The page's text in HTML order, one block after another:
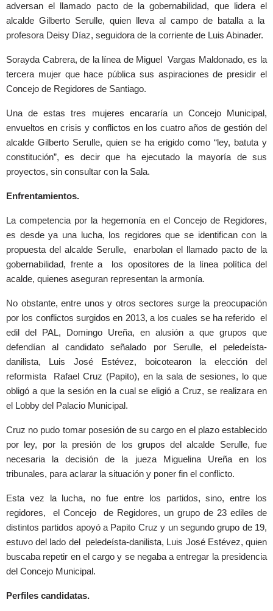
adversan el llamado pacto de la gobernabilidad, que lidera el
alcalde Gilberto Serulle, quien lleva al campo de batalla a la
profesora Deisy Díaz, seguidora de la corriente de Luis Abinader.
Sorayda Cabrera, de la línea de Miguel Vargas Maldonado, es la
tercera mujer que hace pública sus aspiraciones de presidir el
Concejo de Regidores de Santiago.
Una de estas tres mujeres encararía un Concejo Municipal,
envueltos en crisis y conflictos en los cuatro años de gestión del
alcalde Gilberto Serulle, quien se ha erigido como “ley, batuta y
constitución”, es decir que ha ejecutado la mayoría de sus
proyectos, sin consultar con la Sala.
Enfrentamientos.
La competencia por la hegemonía en el Concejo de Regidores,
es desde ya una lucha, los regidores que se identifican con la
propuesta del alcalde Serulle, enarbolan el llamado pacto de la
gobernabilidad, frente a los opositores de la línea política del
acalde, quienes aseguran representan la armonía.
No obstante, entre unos y otros sectores surge la preocupación
por los conflictos surgidos en 2013, a los cuales se ha referido el
edil del PAL, Domingo Ureña, en alusión a que grupos que
defendían al candidato señalado por Serulle, el peledeísta-
danilista, Luis José Estévez, boicotearon la elección del
reformista Rafael Cruz (Papito), en la sala de sesiones, lo que
obligó a que la sesión en la cual se eligió a Cruz, se realizara en
el Lobby del Palacio Municipal.
Cruz no pudo tomar posesión de su cargo en el plazo establecido
por ley, por la presión de los grupos del alcalde Serulle, fue
necesaria la decisión de la jueza Miguelina Ureña en los
tribunales, para aclarar la situación y poner fin el conflicto.
Esta vez la lucha, no fue entre los partidos, sino, entre los
regidores, el Concejo de Regidores, un grupo de 23 ediles de
distintos partidos apoyó a Papito Cruz y un segundo grupo de 19,
estuvo del lado del peledeísta-danilista, Luis José Estévez, quien
buscaba repetir en el cargo y se negaba a entregar la presidencia
del Concejo Municipal.
Perfiles candidatas.